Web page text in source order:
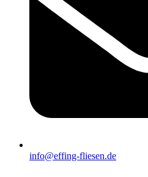
info@effing-fliesen.de